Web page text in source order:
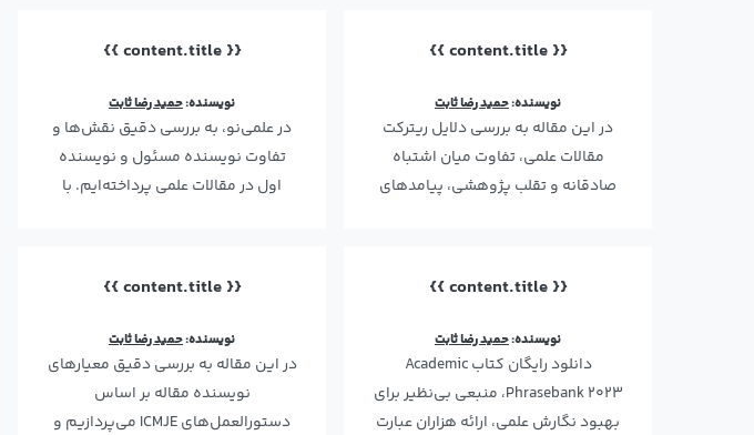
{{ content.title }}
نویسنده:حمید رضا ثابت
در این مقاله به بررسی دلایل ریترکت
مقالات علمی، تفاوت میان اشتباه
صادقانه و تقلب پژوهشی، پیامدهای
{{ content.title }}
نویسنده:حمید رضا ثابت
در علمی‌نو، به بررسی دقیق نقش‌ها و
تفاوت نویسنده مسئول و نویسنده
اول در مقالات علمی پرداخته‌ایم. با
{{ content.title }}
نویسنده:حمید رضا ثابت
دانلود رایگان کتاب Academic
Phrasebank 2023، منبعی بی‌نظیر برای
بهبود نگارش علمی، ارائه هزاران عبارت
{{ content.title }}
نویسنده:حمید رضا ثابت
در این مقاله به بررسی دقیق معیارهای
نویسنده مقاله بر اساس
دستورالعمل‌های ICMJE می‌پردازیم و